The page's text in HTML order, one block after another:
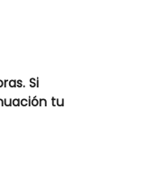
Si
tu